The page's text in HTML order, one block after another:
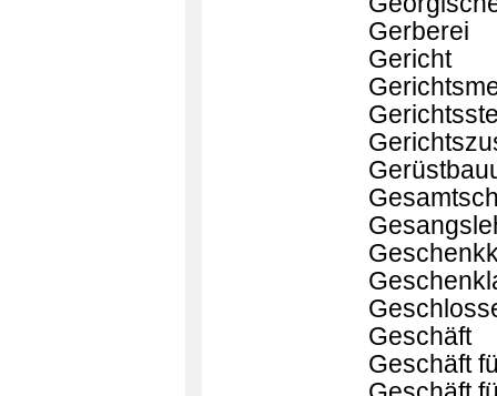
Gerberei
Gericht
Geschäft
Geschäft